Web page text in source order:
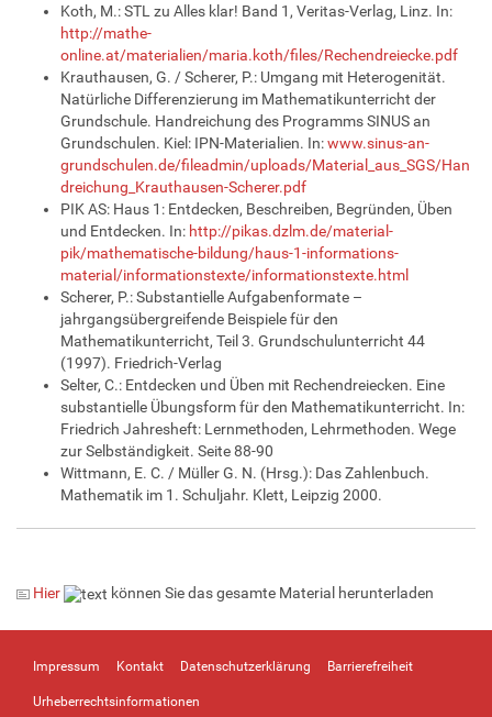
Koth, M.: STL zu Alles klar! Band 1, Veritas-Verlag, Linz. In:
http://mathe-
online.at/materialien/maria.koth/files/Rechendreiecke.pdf
Krauthausen, G. / Scherer, P.: Umgang mit Heterogenität.
Natürliche Differenzierung im Mathematikunterricht der
Grundschule. Handreichung des Programms SINUS an
Grundschulen. Kiel: IPN-Materialien. In:www.sinus-an-
grundschulen.de/fileadmin/uploads/Material_aus_SGS/Han
dreichung_Krauthausen-Scherer.pdf
PIK AS: Haus 1: Entdecken, Beschreiben, Begründen, Üben
und Entdecken. In: http://pikas.dzlm.de/material-
pik/mathematische-bildung/haus-1-informations-
material/informationstexte/informationstexte.html
Scherer, P.: Substantielle Aufgabenformate –
jahrgangsübergreifende Beispiele für den
Mathematikunterricht, Teil 3. Grundschulunterricht 44
(1997). Friedrich-Verlag
Selter, C.: Entdecken und Üben mit Rechendreiecken. Eine
substantielle Übungsform für den Mathematikunterricht. In:
Friedrich Jahresheft: Lernmethoden, Lehrmethoden. Wege
zur Selbständigkeit. Seite 88-90
Wittmann, E. C. / Müller G. N. (Hrsg.): Das Zahlenbuch.
Mathematik im 1. Schuljahr. Klett, Leipzig 2000.
Hier können Sie das gesamte Material herunterladen
Impressum Kontakt Datenschutzerklärung Barrierefreiheit
Urheberrechtsinformationen